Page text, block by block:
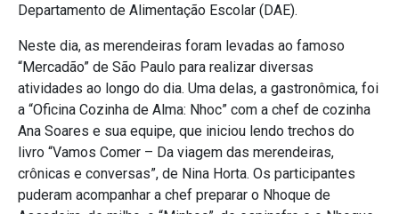
Departamento de Alimentação Escolar (DAE).
Neste dia, as merendeiras foram levadas ao famoso
“Mercadão” de São Paulo para realizar diversas
atividades ao longo do dia. Uma delas, a gastronômica, foi
a “Oficina Cozinha de Alma: Nhoc” com a chef de cozinha
Ana Soares e sua equipe, que iniciou lendo trechos do
livro “Vamos Comer – Da viagem das merendeiras,
crônicas e conversas”, de Nina Horta. Os participantes
puderam acompanhar a chef preparar o Nhoque de